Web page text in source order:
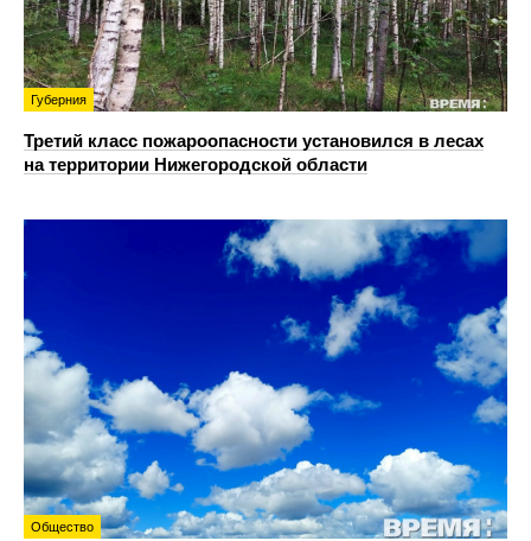
Губерния
Третий класс пожароопасности установился в лесах
на территории Нижегородской области
Общество